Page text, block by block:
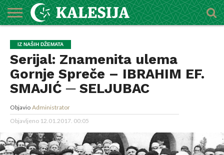
O
MEDŽLISU
DŽEMATI
IMAMI
MEKTEBSKI
CENTAR
VIJESTI
HUTBE
NAJAVE
KALENDAR
KONTAKT
IZ NAŠIH DŽEMATA
Serijal: Znamenita ulema
Gornje Spreče – IBRAHIM EF.
SMAJIĆ ─ SELJUBAC
Objavio Administrator
Objavljeno 12.01.2017. 00:05